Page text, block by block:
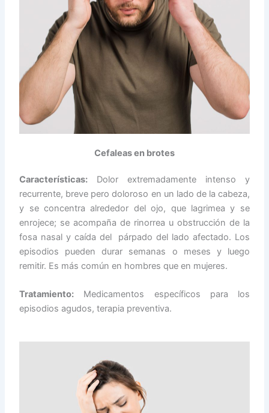
Cefaleas en brotes
Características: Dolor extremadamente intenso y
recurrente, breve pero doloroso en un lado de la cabeza,
y se concentra alrededor del ojo, que lagrimea y se
enrojece; se acompaña de rinorrea u obstrucción de la
fosa nasal y caída del párpado del lado afectado. Los
episodios pueden durar semanas o meses y luego
remitir. Es más común en hombres que en mujeres.
Tratamiento: Medicamentos específicos para los
episodios agudos, terapia preventiva.